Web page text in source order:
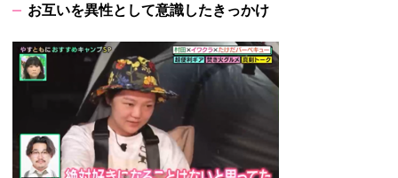
お互いを異性として意識したきっかけ